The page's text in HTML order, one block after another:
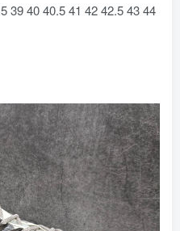
39 40 40.5 41 42 42.5 43 44